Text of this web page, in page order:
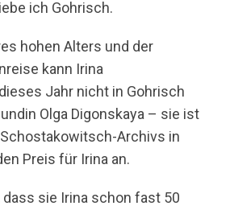
ich Gohrisch.
hohen Alters und der
kann Irina
Jahr nicht in Gohrisch
Olga Digonskaya – sie ist
Archivs in
Preis für Irina an.
sie Irina schon fast 50